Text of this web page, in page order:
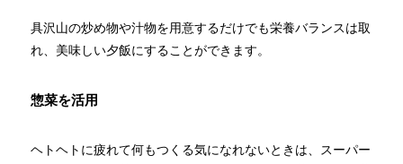
具沢山の炒め物や汁物を用意するだけでも栄養バランスは取
れ、美味しい夕飯にすることができます。
惣菜を活用
ヘトヘトに疲れて何もつくる気になれないときは、スーパー